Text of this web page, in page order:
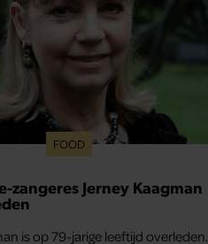
FOOD
zangeres Jerney Kaagman
is op 79-jarige leeftijd overleden.